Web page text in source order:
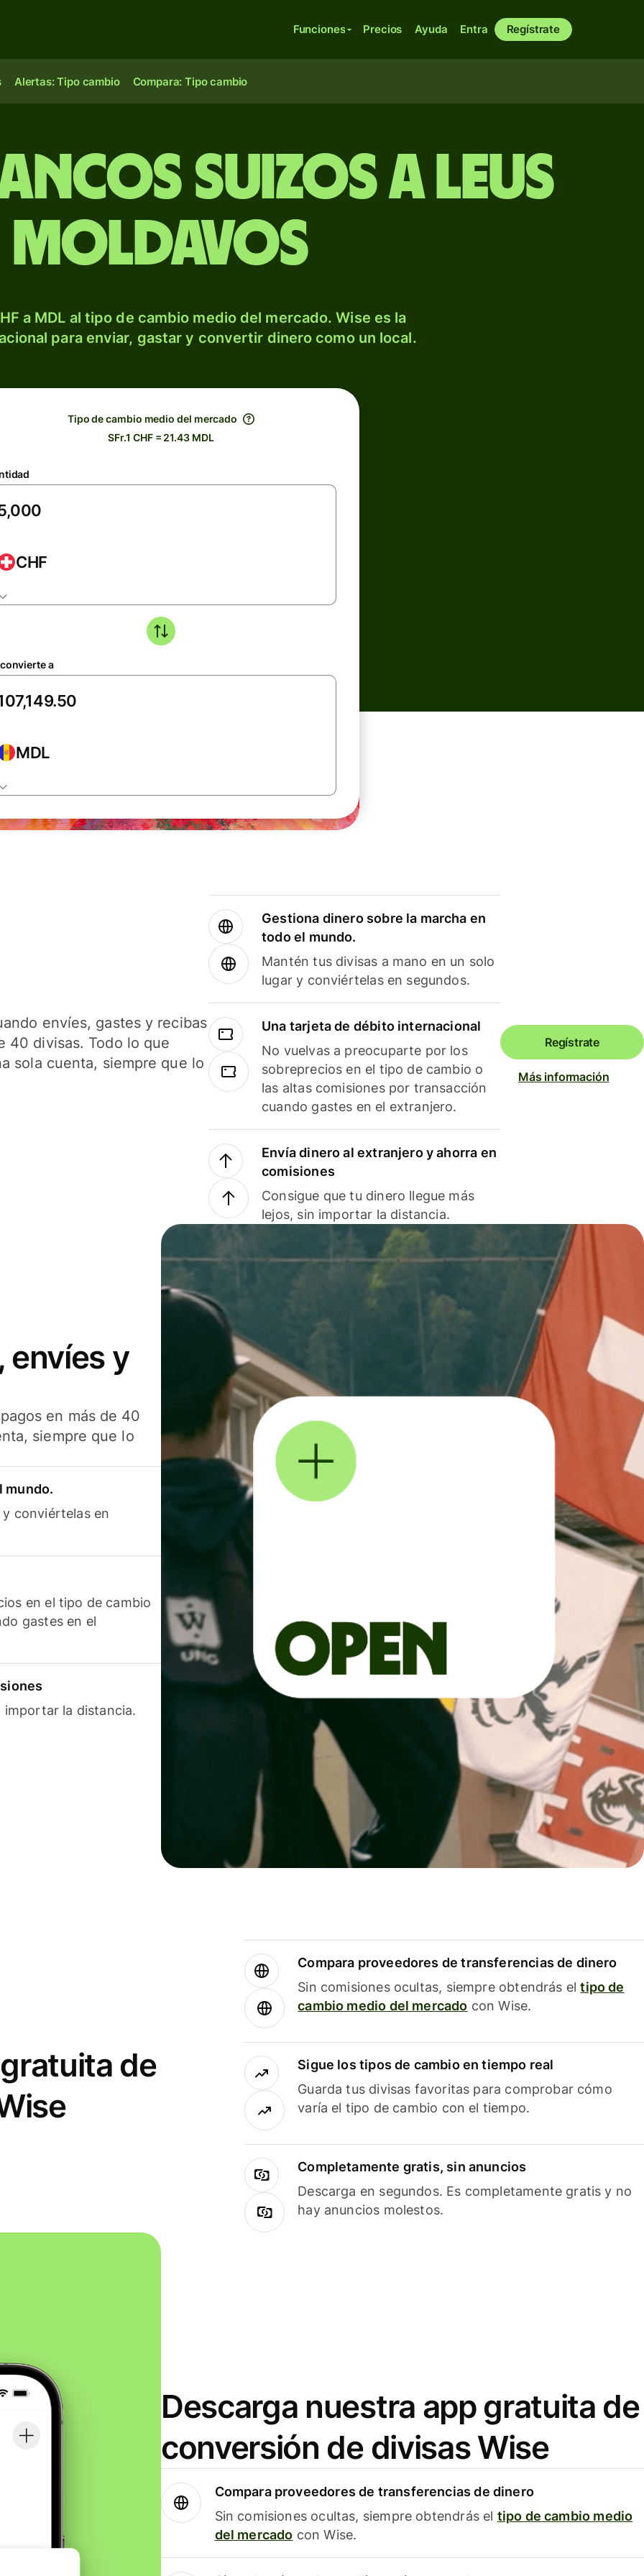
Funciones Precios Ayuda Entra Regístrate
Alertas: Tipo cambio Compara: Tipo cambio
suizos a leus
moldavos
a MDL al tipo de cambio medio del mercado. Wise es la
para enviar, gastar y convertir dinero como un local.
Tipo de cambio medio del mercado
SFr.1 CHF = 21.43 MDL
CHF
a
MDL
envíes, gastes y recibas
40 divisas. Todo lo que
sola cuenta, siempre que lo
Gestiona dinero sobre la marcha en
todo el mundo.
Mantén tus divisas a mano en un solo
lugar y conviértelas en segundos.
Una tarjeta de débito internacional
No vuelvas a preocuparte por los
sobreprecios en el tipo de cambio o
las altas comisiones por transacción
cuando gastes en el extranjero.
Envía dinero al extranjero y ahorra en
comisiones
Consigue que tu dinero llegue más
lejos, sin importar la distancia.
Regístrate
Más información
envíes y
en más de 40
siempre que lo
mundo.
conviértelas en
en el tipo de cambio
gastes en el
importar la distancia.
de
Compara proveedores de transferencias de dinero
Sin comisiones ocultas, siempre obtendrás eltipo de
cambio medio del mercado con Wise.
Sigue los tipos de cambio en tiempo real
Guarda tus divisas favoritas para comprobar cómo
varía el tipo de cambio con el tiempo.
Completamente gratis, sin anuncios
Descarga en segundos. Es completamente gratis y no
hay anuncios molestos.
Descarga nuestra app gratuita de
conversión de divisas Wise
Compara proveedores de transferencias de dinero
Sin comisiones ocultas, siempre obtendrás el tipo de cambio medio
del mercado con Wise.